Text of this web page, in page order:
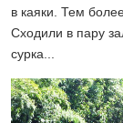
в каяки. Тем
Сходили в пару
сурка...